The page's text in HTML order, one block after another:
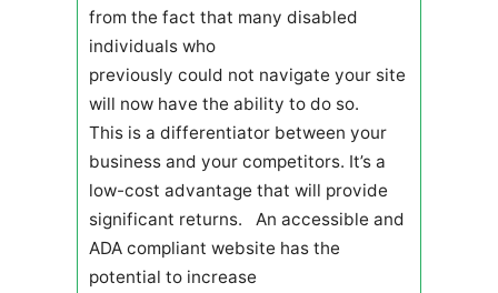
from the fact that many disabled
individuals who
previously could not navigate your site
will now have the ability to do so.
This is a differentiator between your
business and your competitors. It’s a
low-cost advantage that will provide
significant returns. An accessible and
ADA compliant website has the
potential to increase